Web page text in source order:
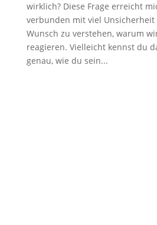
wirklich? Diese Frage erreicht
verbunden mit viel
Wunsch zu verstehen, warum
reagieren. Vielleicht kennst du
genau, wie du sein...